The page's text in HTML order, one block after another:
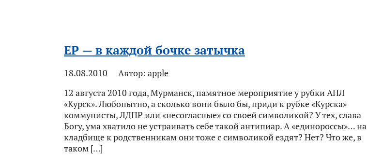
ЕР — в каждой бочке затычка
18.08.2010 Автор: apple
12 августа 2010 года, Мурманск, памятное мероприятие у рубки АПЛ
«Курск». Любопытно, а сколько вони было бы, приди к рубке «Курска»
коммунисты, ЛДПР или «несогласные» со своей символикой? У тех, слава
Богу, ума хватило не устраивать себе такой антипиар. А «единороссы»… на
кладбище к родственникам они тоже с символикой ездят? Нет? Что же, в
таком […]